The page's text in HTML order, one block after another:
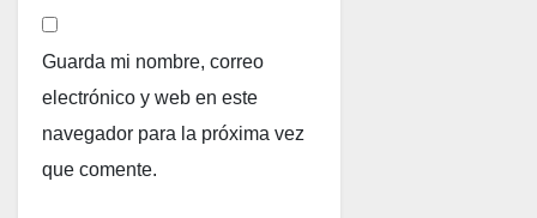
Guarda mi nombre, correo
electrónico y web en este
navegador para la próxima vez
que comente.